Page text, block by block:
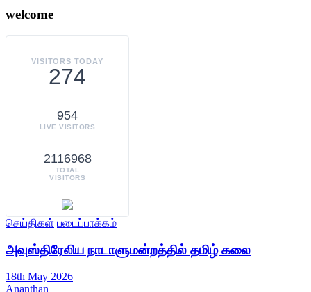
welcome
VISITORS TODAY
274
954
LIVE VISITORS
2116968
TOTAL
VISITORS
செய்திகள் படைப்பாக்கம்
அவுஸ்திரேலிய நாடாளுமன்றத்தில் தமிழ் கலை
18th May 2026
Ananthan